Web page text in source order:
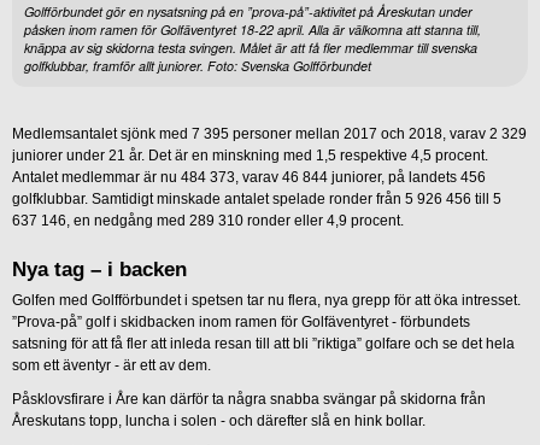
Golfförbundet gör en nysatsning på en ”prova-på”-aktivitet på Åreskutan under
påsken inom ramen för Golfäventyret 18-22 april. Alla är välkomna att stanna till,
knäppa av sig skidorna testa svingen. Målet är att få fler medlemmar till svenska
golfklubbar, framför allt juniorer. Foto: Svenska Golfförbundet
Medlemsantalet sjönk med 7 395 personer mellan 2017 och 2018, varav 2 329
juniorer under 21 år. Det är en minskning med 1,5 respektive 4,5 procent.
Antalet medlemmar är nu 484 373, varav 46 844 juniorer, på landets 456
golfklubbar. Samtidigt minskade antalet spelade ronder från 5 926 456 till 5
637 146, en nedgång med 289 310 ronder eller 4,9 procent.
Nya tag – i backen
Golfen med Golfförbundet i spetsen tar nu flera, nya grepp för att öka intresset.
”Prova-på” golf i skidbacken inom ramen för Golfäventyret - förbundets
satsning för att få fler att inleda resan till att bli ”riktiga” golfare och se det hela
som ett äventyr - är ett av dem.
Påsklovsfirare i Åre kan därför ta några snabba svängar på skidorna från
Åreskutans topp, luncha i solen - och därefter slå en hink bollar.